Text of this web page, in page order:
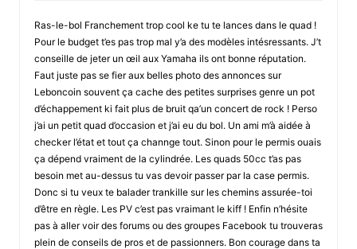
Ras-le-bol Franchement trop cool ke tu te lances dans le quad !
Pour le budget t’es pas trop mal y’a des modèles intésressants. J’t
conseille de jeter un œil aux Yamaha ils ont bonne réputation.
Faut juste pas se fier aux belles photo des annonces sur
Leboncoin souvent ça cache des petites surprises genre un pot
d’échappement ki fait plus de bruit qa’un concert de rock ! Perso
j’ai un petit quad d’occasion et j’ai eu du bol. Un ami m’à aidée à
checker l’état et tout ça channge tout. Sinon pour le permis ouais
ça dépend vraiment de la cylindrée. Les quads 50cc t’as pas
besoin met au-dessus tu vas devoir passer par la case permis.
Donc si tu veux te balader trankille sur les chemins assurée-toi
d’être en règle. Les PV c’est pas vraimant le kiff ! Enfin n’hésite
pas à aller voir des forums ou des groupes Facebook tu trouveras
plein de conseils de pros et de passionners. Bon courage dans ta